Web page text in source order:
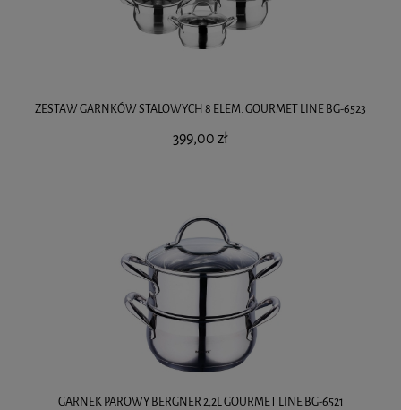
ZESTAW GARNKÓW STALOWYCH 8 ELEM. GOURMET LINE BG-6523
399,00 zł
GARNEK PAROWY BERGNER 2,2L GOURMET LINE BG-6521